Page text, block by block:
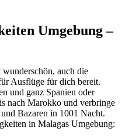
Umgebung –
auch die
Ausflüge für dich bereit.
und ganz Spanien oder
nach Marokko und verbringe
Bazaren in 1001 Nacht.
in Malagas Umgebung: